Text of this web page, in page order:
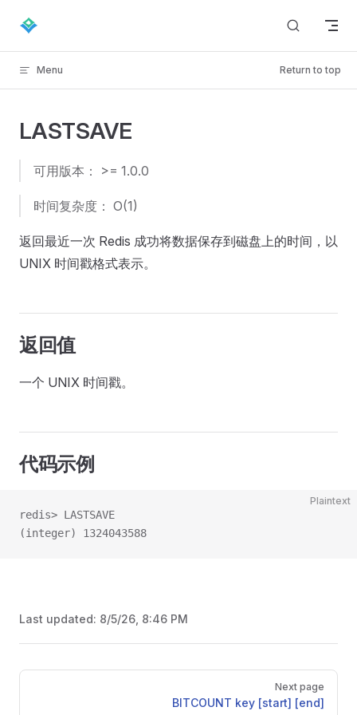
Skip to content
Menu Return to top
LASTSAVE
可用版本： >= 1.0.0
时间复杂度： O(1)
返回最近一次 Redis 成功将数据保存到磁盘上的时间，以
UNIX 时间戳格式表示。
返回值
一个 UNIX 时间戳。
代码示例
Plaintext
redis> LASTSAVE
(integer) 1324043588
Last updated: 8/5/26, 8:46 PM
Pager
Next page
BITCOUNT key [start] [end]